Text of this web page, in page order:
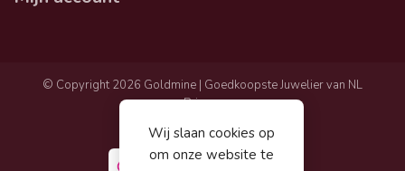
© Copyright 2026 Goldmine | Goedkoopste Juwelier van NL
Privacy
Sitemap
Wij slaan cookies op
om onze website te